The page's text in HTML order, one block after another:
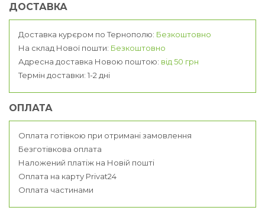
ДОСТАВКА
Доставка курєром по Тернополю: Безкоштовно
На склад Нової пошти: Безкоштовно
Адресна доставка Новою поштою: від 50 грн
Термін доставки: 1-2 дні
ОПЛАТА
Оплата готівкою при отримані замовлення
Безготівкова оплата
Наложений платіж на Новій пошті
Оплата на карту Privat24
Оплата частинами